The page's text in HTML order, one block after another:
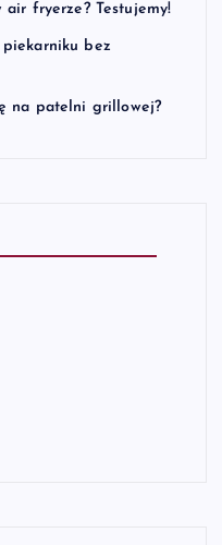
fryerze? Testujemy!
bez
na patelni grillowej?